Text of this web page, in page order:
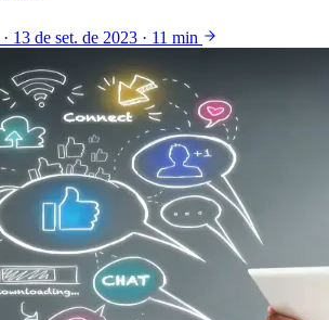
· 13 de set. de 2023 · 11 min